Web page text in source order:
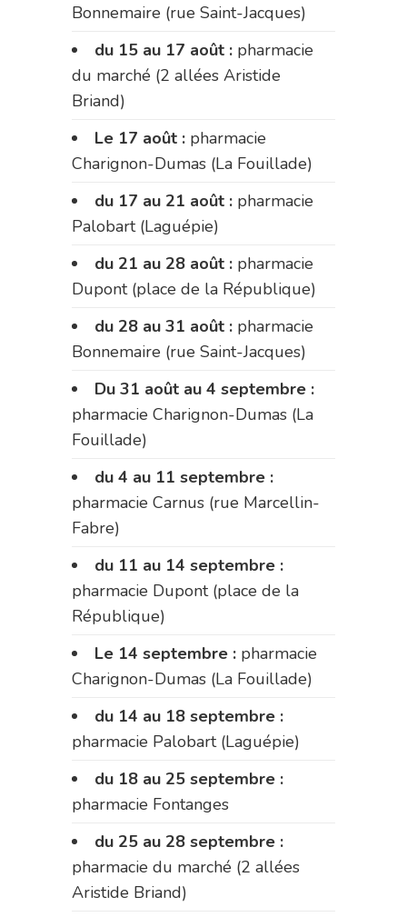
Bonnemaire (rue Saint-Jacques)
du 15 au 17 août : pharmacie
du marché (2 allées Aristide
Briand)
Le 17 août : pharmacie
Charignon-Dumas (La Fouillade)
du 17 au 21 août : pharmacie
Palobart (Laguépie)
du 21 au 28 août : pharmacie
Dupont (place de la République)
du 28 au 31 août : pharmacie
Bonnemaire (rue Saint-Jacques)
Du 31 août au 4 septembre :
pharmacie Charignon-Dumas (La
Fouillade)
du 4 au 11 septembre :
pharmacie Carnus (rue Marcellin-
Fabre)
du 11 au 14 septembre :
pharmacie Dupont (place de la
République)
Le 14 septembre : pharmacie
Charignon-Dumas (La Fouillade)
du 14 au 18 septembre :
pharmacie Palobart (Laguépie)
du 18 au 25 septembre :
pharmacie Fontanges
du 25 au 28 septembre :
pharmacie du marché (2 allées
Aristide Briand)